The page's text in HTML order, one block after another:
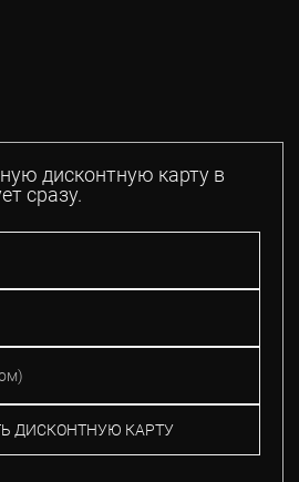
дисконтную карту в
сразу.
ДИСКОНТНУЮ КАРТУ